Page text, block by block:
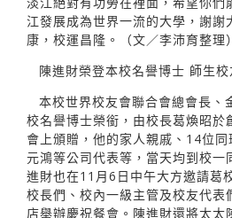
江發展成為世界一流的大學，謝謝
康，校運昌隆。（文／李沛育整理）
陳進財榮登本校名譽博士 師生校
本校世界校友會聯合會總會長、
校名譽博士榮銜，由校長葛煥昭於
會上頒贈，他的家人親戚、14位同
元鴻等公司代表等，當天均到校一
進財也在11月6日中午大方邀請葛
校長們、校內一級主管及校友代表
店舉辦慶祝餐會。陳進財還將太太